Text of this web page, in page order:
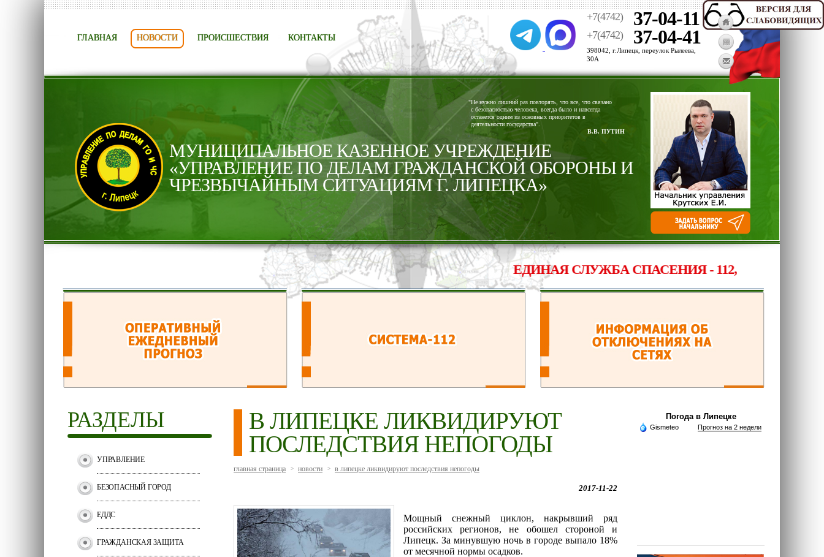
ГЛАВНАЯ НОВОСТИ ПРОИСШЕСТВИЯ КОНТАКТЫ
+7(4742) 37-04-11
+7(4742) 37-04-41
398042, г.Липецк, переулок Рылеева,
30А
"Не нужно лишний раз повторять, что все, что связано
с безопасностью человека, всегда было и навсегда
останется одним из основных приоритетов в
деятельности государства".
В.В. ПУТИН
МУНИЦИПАЛЬНОЕ КАЗЕННОЕ УЧРЕЖДЕНИЕ
«УПРАВЛЕНИЕ ПО ДЕЛАМ ГРАЖДАНСКОЙ ОБОРОНЫ И
ЧРЕЗВЫЧАЙНЫМ СИТУАЦИЯМ Г. ЛИПЕЦКА»
ЕДИНАЯ СЛУЖБА СПАСЕНИЯ - 112,
РАЗДЕЛЫ
УПРАВЛЕНИЕ
БЕЗОПАСНЫЙ ГОРОД
ЕДДС
ГРАЖДАНСКАЯ ЗАЩИТА
В ЛИПЕЦКЕ ЛИКВИДИРУЮТ
ПОСЛЕДСТВИЯ НЕПОГОДЫ
главная страница > новости > в липецке ликвидируют последствия непогоды
2017-11-22
Мощный снежный циклон, накрывший ряд
российских регионов, не обошел стороной и
Липецк. За минувшую ночь в городе выпало 18%
от месячной нормы осадков.
Погода в Липецке
Gismeteo Прогноз на 2 недели